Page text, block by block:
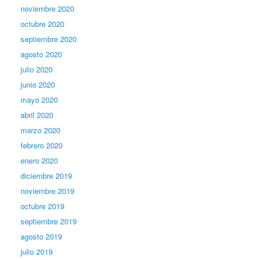
noviembre 2020
octubre 2020
septiembre 2020
agosto 2020
julio 2020
junio 2020
mayo 2020
abril 2020
marzo 2020
febrero 2020
enero 2020
diciembre 2019
noviembre 2019
octubre 2019
septiembre 2019
agosto 2019
julio 2019